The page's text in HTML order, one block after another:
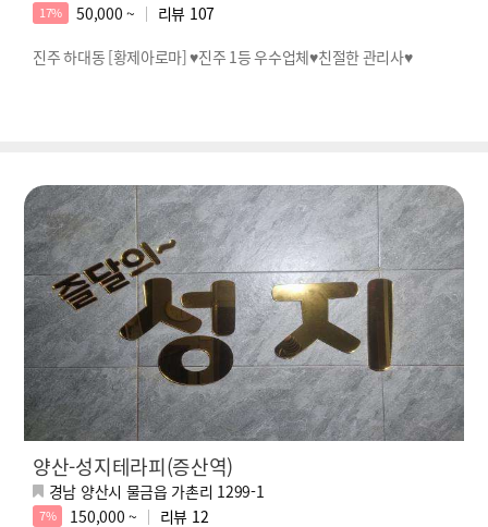
17% 50,000 ~ 리뷰 107
진주 하대동 [황제아로마] ♥진주 1등 우수업체♥친절한 관리사♥
양산-성지테라피(증산역)
경남 양산시 물금읍 가촌리 1299-1
7% 150,000 ~ 리뷰 12